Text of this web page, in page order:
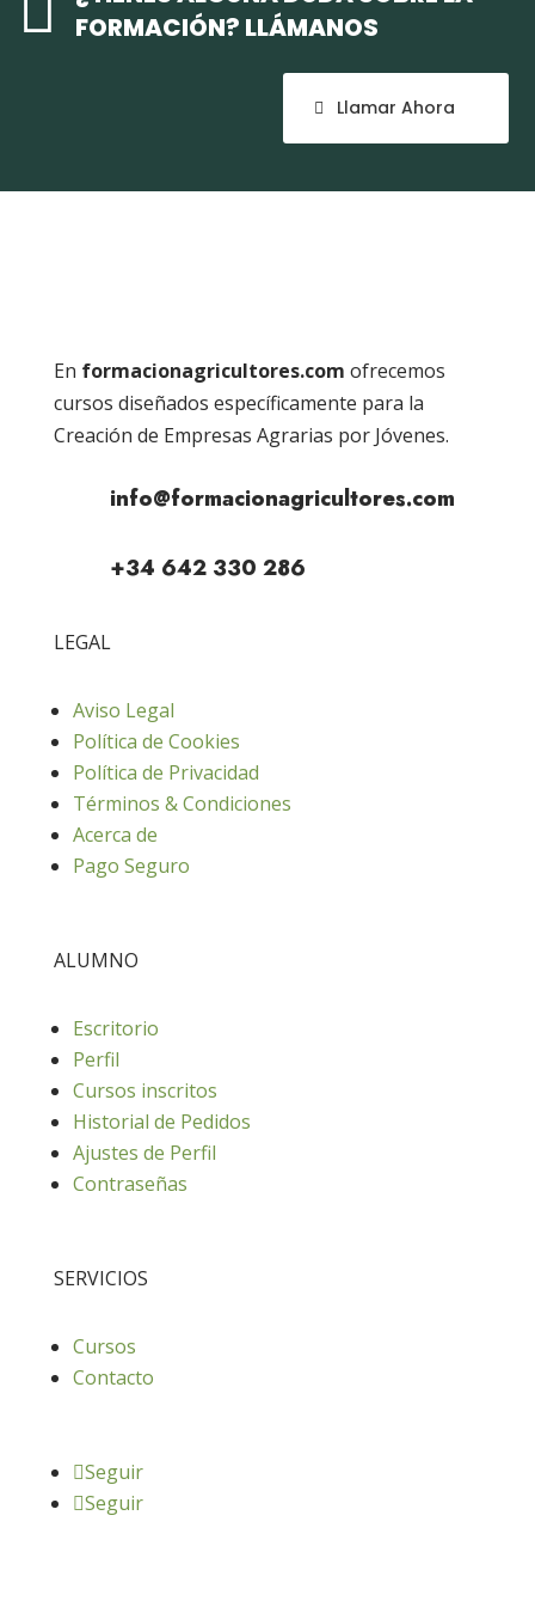
FORMACIÓN? LLÁMANOS
Llamar Ahora
En formacionagricultores.com ofrecemos
cursos diseñados específicamente para la
Creación de Empresas Agrarias por Jóvenes.
info@formacionagricultores.com
+34 642 330 286
LEGAL
Aviso Legal
Política de Cookies
Política de Privacidad
Términos & Condiciones
Acerca de
Pago Seguro
ALUMNO
Escritorio
Perfil
Cursos inscritos
Historial de Pedidos
Ajustes de Perfil
Contraseñas
SERVICIOS
Cursos
Contacto
Seguir
Seguir